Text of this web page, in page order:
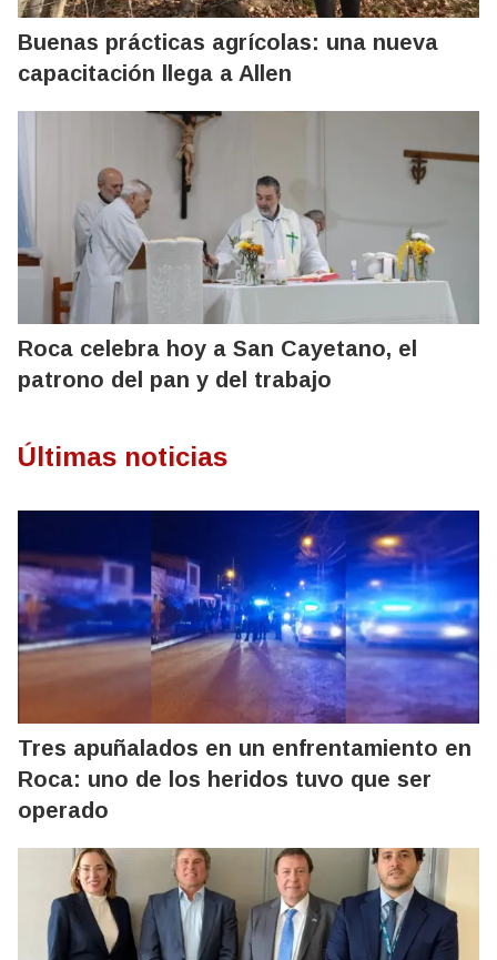
Buenas prácticas agrícolas: una nueva
capacitación llega a Allen
Roca celebra hoy a San Cayetano, el
patrono del pan y del trabajo
Últimas noticias
Tres apuñalados en un enfrentamiento en
Roca: uno de los heridos tuvo que ser
operado